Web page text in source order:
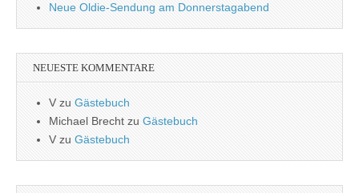
Neue Oldie-Sendung am Donnerstagabend
NEUESTE KOMMENTARE
V zu Gästebuch
Michael Brecht zu Gästebuch
Vzu Gästebuch